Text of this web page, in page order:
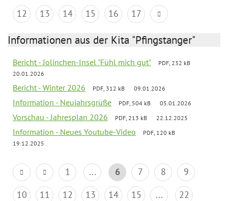
12
13 14 15 16 17
Informationen aus der Kita "Pfingstanger"
Bericht - Jolinchen-Insel "Fühl mich gut"
PDF, 232 kB
20.01.2026
Bericht - Winter 2026 PDF, 312 kB 09.01.2026
Information - Neujahrsgrüße PDF, 504 kB 05.01.2026
Vorschau - Jahresplan 2026 PDF, 213 kB 22.12.2025
Information - Neues Youtube-Video
PDF, 120 kB
19.12.2025
1 ... 6 7 8
9
10
11 12 13 14 15 ... 22